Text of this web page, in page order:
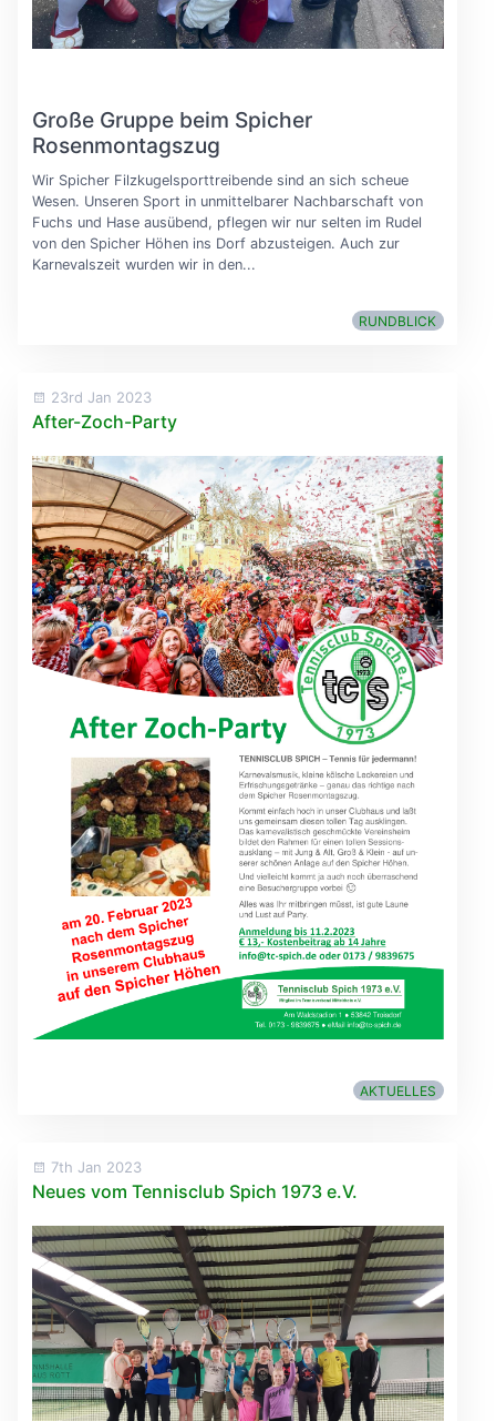
Große Gruppe beim Spicher
Rosenmontagszug
Wir Spicher Filzkugelsporttreibende sind an sich scheue
Wesen. Unseren Sport in unmittelbarer Nachbarschaft von
Fuchs und Hase ausübend, pflegen wir nur selten im Rudel
von den Spicher Höhen ins Dorf abzusteigen. Auch zur
Karnevalszeit wurden wir in den...
RUNDBLICK
23rd Jan 2023
After-Zoch-Party
AKTUELLES
7th Jan 2023
Neues vom Tennisclub Spich 1973 e.V.